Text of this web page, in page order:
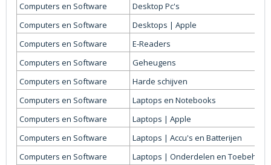
Computers en Software
Desktop Pc's
Computers en Software
Desktops | Apple
Computers en Software
E-Readers
Computers en Software
Geheugens
Computers en Software
Harde schijven
Computers en Software
Laptops en Notebooks
Computers en Software
Laptops | Apple
Computers en Software
Laptops | Accu's en Batterijen
Computers en Software
Laptops | Onderdelen en